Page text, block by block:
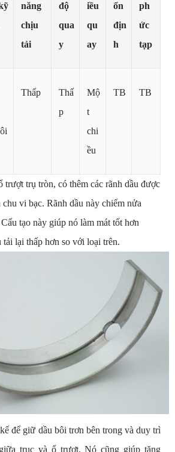
năng
chịu
tải
độ
qua
y
iều
qu
ay
ổn
địn
h
ph
ức
tạp
Thấp
Thấ
p
Mộ
t
chi
ều
TB TB
trượt trụ tròn, có thêm các rãnh dầu được
vi bạc. Rãnh dầu này chiếm nửa
tạo này giúp nó làm mát tốt hơn
lại thấp hơn so với loại trên.
để giữ dầu bôi trơn bên trong và duy trì
trục và ổ trượt. Nó cũng giúp tăng